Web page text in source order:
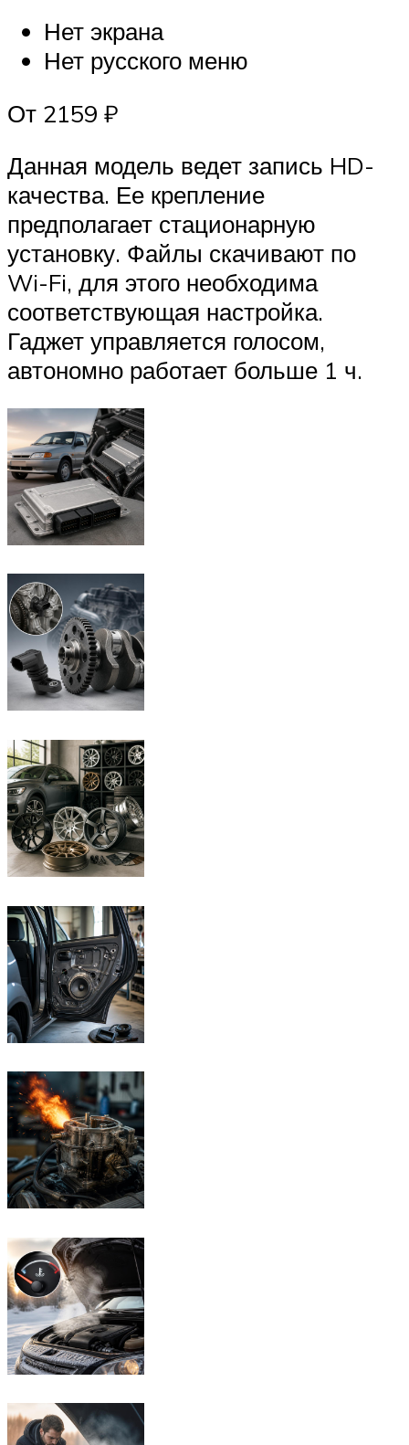
Нет экрана
Нет русского меню
От 2159 ₽
Данная модель ведет запись HD-
качества. Ее крепление
предполагает стационарную
установку. Файлы скачивают по
Wi-Fi, для этого необходима
соответствующая настройка.
Гаджет управляется голосом,
автономно работает больше 1 ч.